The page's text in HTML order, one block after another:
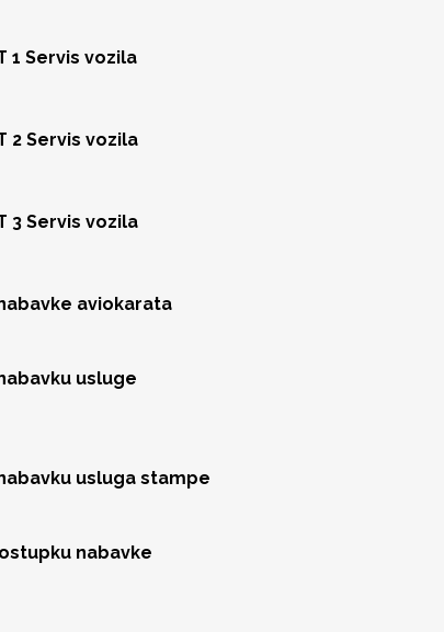
1 Servis vozila
2 Servis vozila
3 Servis vozila
aviokarata
usluge
usluga stampe
nabavke